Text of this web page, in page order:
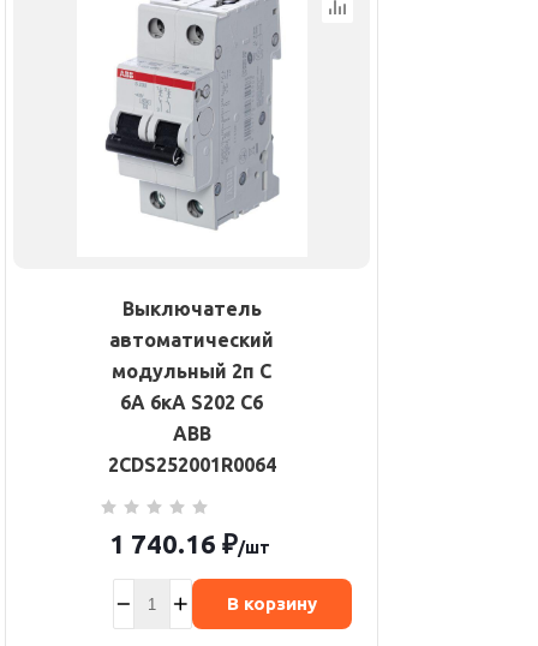
Выключатель
автоматический
модульный 2п C
6А 6кА S202 C6
ABB
2CDS252001R0064
1 740.16 ₽/шт
В корзину